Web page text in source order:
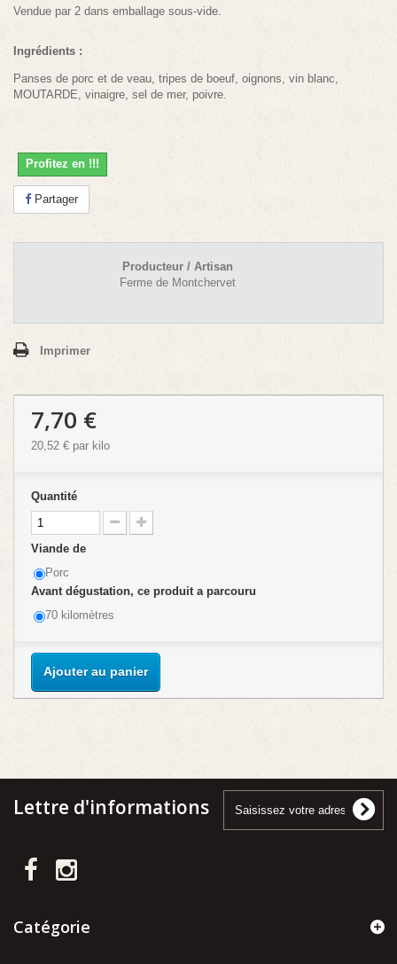
Vendue par 2 dans emballage sous-vide.
Ingrédients :
Panses de porc et de veau, tripes de boeuf, oignons, vin blanc,
MOUTARDE, vinaigre, sel de mer, poivre.
Profitez en !!!
Partager
Producteur / Artisan
Ferme de Montchervet
Imprimer
7,70 €
20,52 € par kilo
Quantité
Viande de
Porc
Avant dégustation, ce produit a parcouru
70 kilomètres
Ajouter au panier
Lettre d'informations
Catégorie